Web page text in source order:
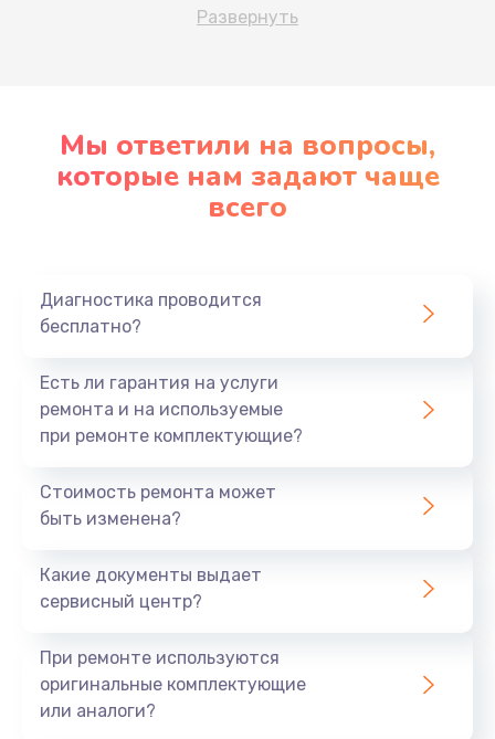
своевременном предотвращении:
Недостаточное охлаждение
ухудшает вентиляцию и может вызвать
перегрев.
или его устаревание могут привести к
нестабильной работе сервера.
Механические повреждения.
привести к физическому ущербу компонентов.
Для уменьшения вероятности поломок
мероприятия:
Обслуживание системы охлаждения.
Развернуть
Мы ответили на вопросы,
которые нам задают чаще
всего
Диагностика проводится
бесплатно?
Есть ли гарантия на услуги
ремонта и на используемые
при ремонте комплектующие?
Стоимость ремонта может
быть изменена?
Какие документы выдает
сервисный центр?
При ремонте используются
оригинальные комплектующие
или аналоги?